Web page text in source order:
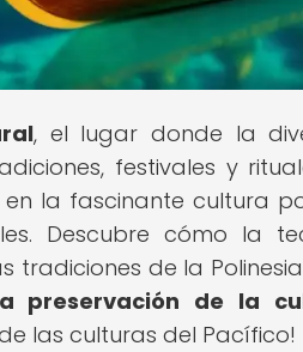
, el lugar donde la
festivales y
en la fascinante cultura
Descubre cómo la
tradiciones de la
preservación de la
las culturas del Pacífico!